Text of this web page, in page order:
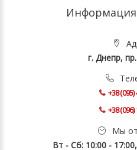
Информация
г. Днепр,
+38
+38
Мы
Вт - Сб: 10:00 -